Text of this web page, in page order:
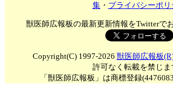
集・ プライバシーポリ
獣医師広報板の最新更新情報をTwitterで
Copyright(C) 1997-2026 獣医師広報板
許可なく転載を禁じま
「獣医師広報板」は商標登録